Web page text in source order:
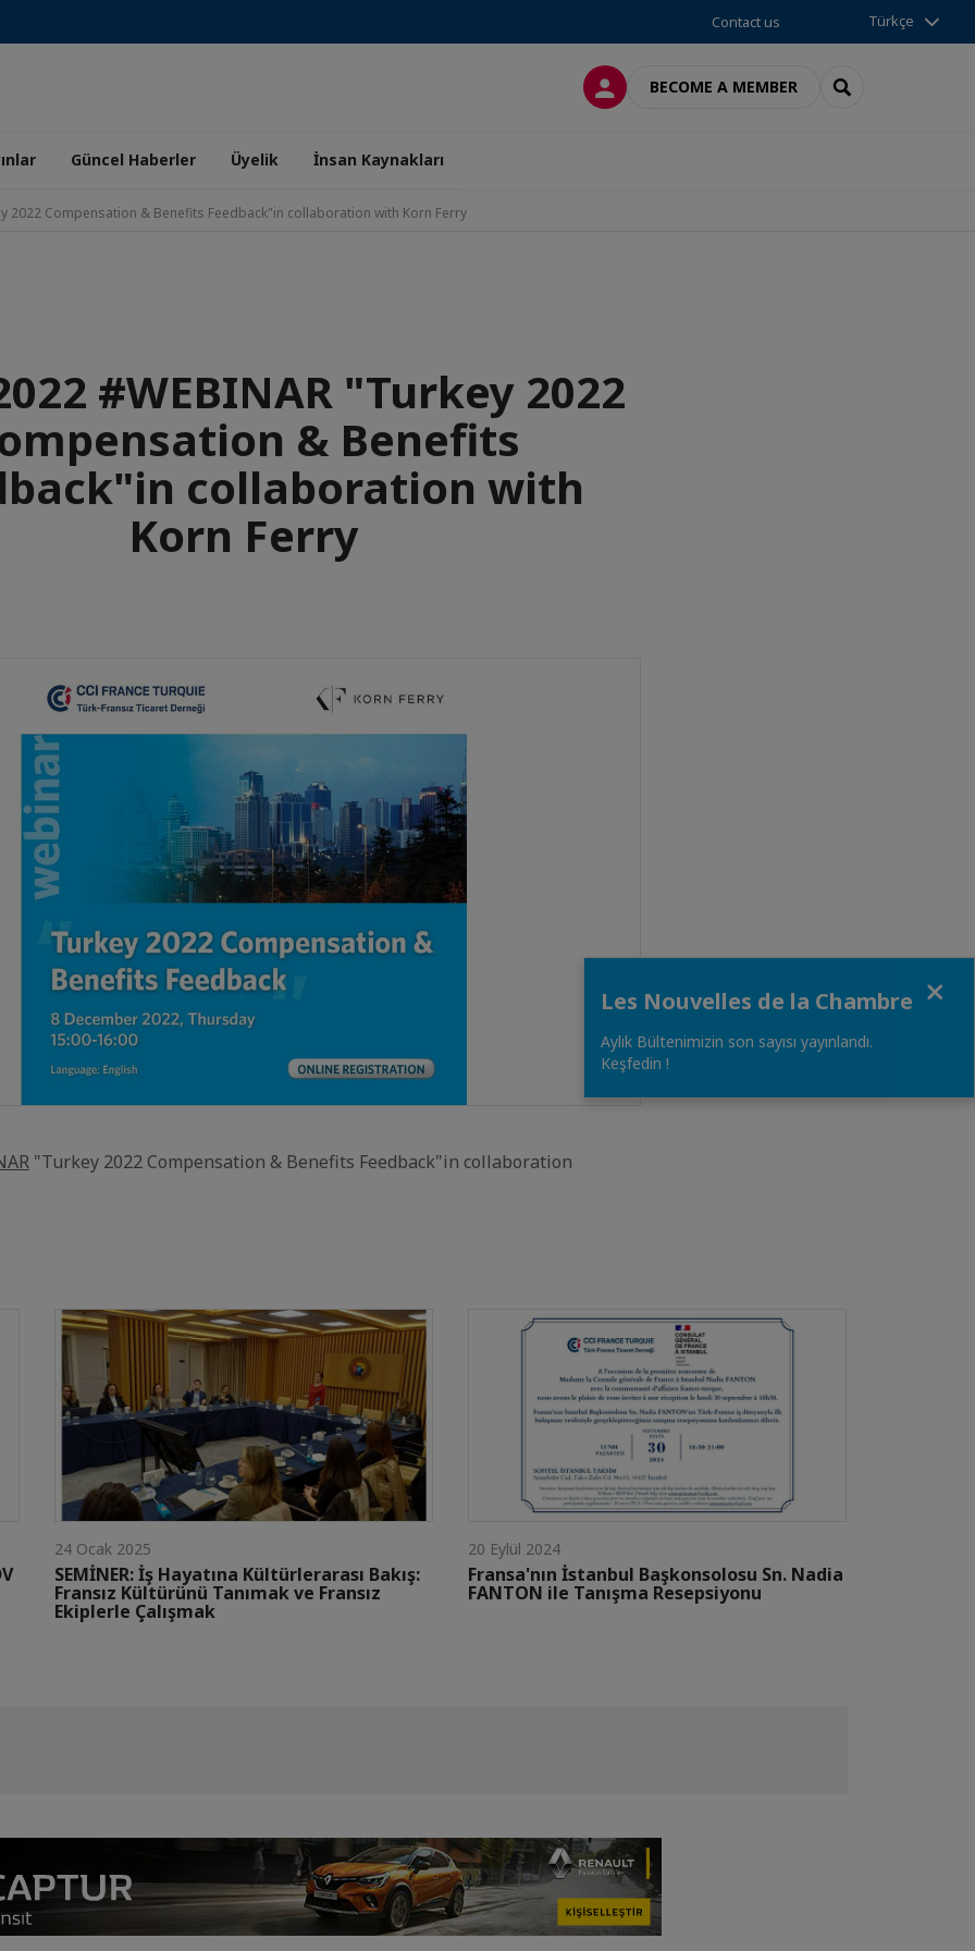
Contact us Türkçe
LOG INBECOME A MEMBER SEARCH
Güncel Haberler Üyelik İnsan Kaynakları
2022 Compensation & Benefits Feedback"in collaboration with Korn Ferry
#WEBINAR "Turkey 2022
& Benefits
collaboration with
Korn Ferry
"Turkey 2022 Compensation & Benefits Feedback"in collaboration
24 Ocak 2025
SEMİNER: İş Hayatına Kültürlerarası Bakış:
Fransız Kültürünü Tanımak ve Fransız
Ekiplerle Çalışmak
20 Eylül 2024
Fransa'nın İstanbul Başkonsolosu Sn. Nadia
FANTON ile Tanışma Resepsiyonu
Les Nouvelles de la Chambre
Aylık Bültenimizin son sayısı yayınlandı.
Keşfedin !